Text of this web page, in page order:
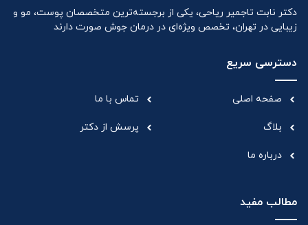
دکتر نابت تاجمیر ریاحی، یکی از برجسته‌ترین متخصصان پوست، مو و
زیبایی در تهران، تخصص ویژه‌ای در درمان جوش صورت دارند
دسترسی سریع
صفحه اصلی
بلاگ
درباره ما
تماس با ما
پرسش از دکتر
مطالب مفید